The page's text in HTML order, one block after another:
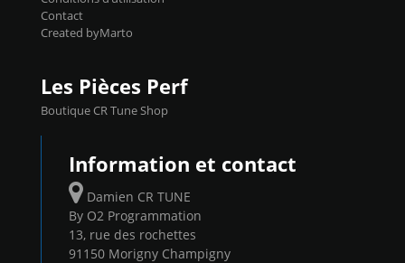
Contact
Created byMarto
Les Pièces Perf
Boutique CR Tune Shop
Information et contact
Damien CR TUNE
By O2 Programmation
13, rue des rochettes
91150 Morigny Champigny